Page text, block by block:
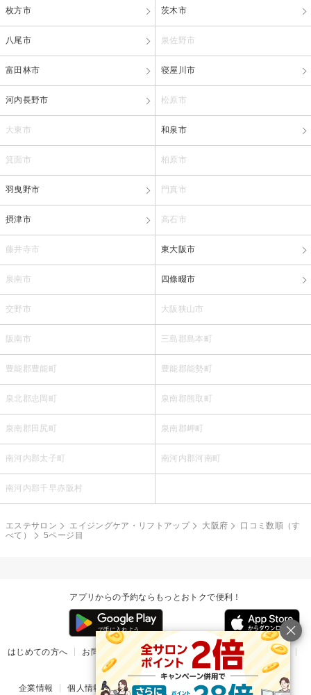
枚方市 茨木市
八尾市 泉佐野市
富田林市 寝屋川市
河内長野市 松原市
大東市 和泉市
箕面市 柏原市
羽曳野市 門真市
摂津市 高石市
藤井寺市 東大阪市
泉南市 四條畷市
交野市 大阪狭山市
阪南市 三島郡島本町
豊能郡豊能町 豊能郡能勢町
泉北郡忠岡町 泉南郡熊取町
泉南郡田尻町 泉南郡岬町
南河内郡太子町 南河内郡河南町
南河内郡千早赤阪村
エステサロン エイジングケア・リフトアップ 大阪府
口コミ数順（す
べて）
5ページ目
アプリからの予約ならもっとおトクで便利！
はじめての方へ お問い合わせ ヘルプ リリース情報
利用規約
掲載ご希望のサロン様
企業情報 個人情報保護方針 楽天のサービス一覧 アプリ一覧